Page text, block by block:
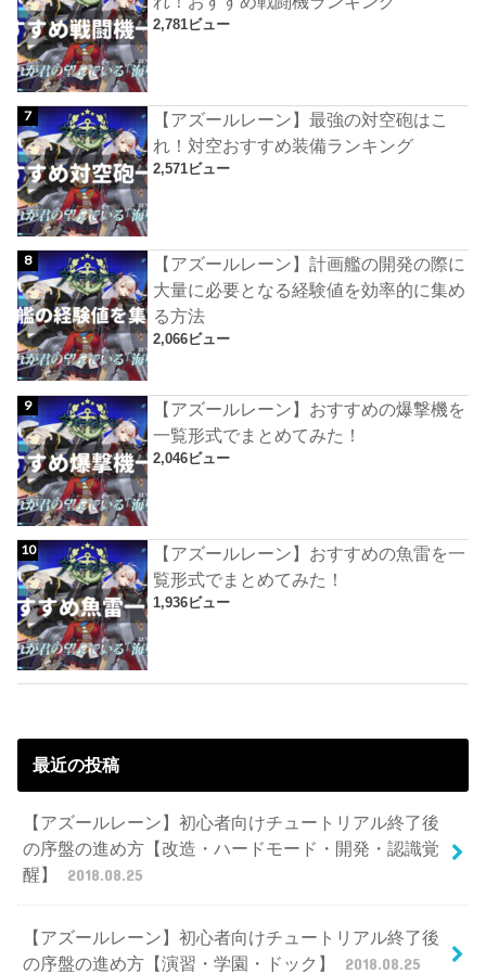
2,781ビュー
【アズールレーン】最強の対空砲はこ
れ！対空おすすめ装備ランキング
2,571ビュー
【アズールレーン】計画艦の開発の際に
大量に必要となる経験値を効率的に集め
る方法
2,066ビュー
【アズールレーン】おすすめの爆撃機を
一覧形式でまとめてみた！
2,046ビュー
【アズールレーン】おすすめの魚雷を一
覧形式でまとめてみた！
1,936ビュー
最近の投稿
【アズールレーン】初心者向けチュートリアル終了後
の序盤の進め方【改造・ハードモード・開発・認識覚
醒】
2018.08.25
【アズールレーン】初心者向けチュートリアル終了後
の序盤の進め方【演習・学園・ドック】
2018.08.25